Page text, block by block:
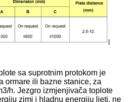
sa suprotnim protokom je
ormare ili bazne stanice, za
h. Jezgro izmjenjivača toplote
zimi i hladnu energiju ljeti, ne